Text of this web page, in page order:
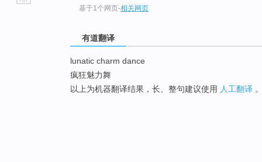
基于1个网页-相关网页
有道翻译
lunatic charm dance
疯狂魅力舞
以上为机器翻译结果，长、整句建议使用 人工翻译